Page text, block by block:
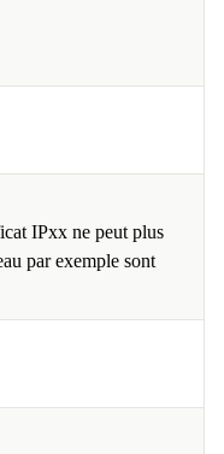
IPxx ne peut plus
par exemple sont